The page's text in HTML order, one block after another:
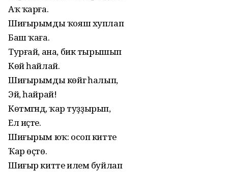
Аҡ ҡарға.
Шиғырымды ҡояш хуплап
Баш ҡаға.
Турғай, ана, бик тырышып
Көй һайлай.
Шиғырымды көйгә һалып,
Эй, һайрай!
Көтмәгәндә, ҡар туҙҙырып,
Ел иҫте.
Шиғырым юҡ: осоп китте
Ҡар өҫтө.
Шиғыр китте илем буйлап